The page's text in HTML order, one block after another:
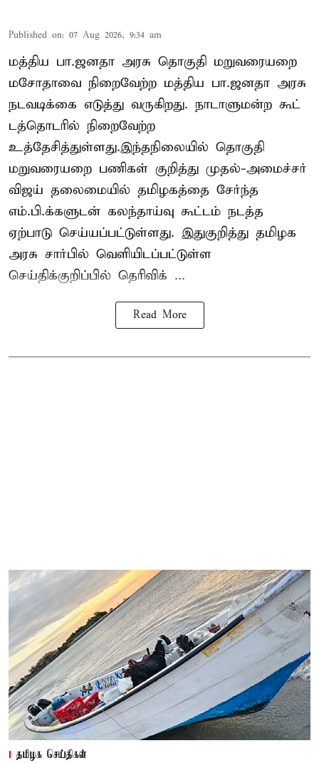
Published on: 07 Aug 2026, 9:34 am
மத்திய பா.ஜனதா அரசு தொகுதி மறுவரையறை
மசோதாவை நிறைவேற்ற மத்திய பா.ஜனதா அரசு
நடவடிக்கை எடுத்து வருகிறது. நாடாளுமன்ற கூட்
டத்தொடரில் நிறைவேற்ற
உத்தேசித்துள்ளது.இந்தநிலையில் தொகுதி
மறுவரையறை பணிகள் குறித்து முதல்-அமைச்சர்
விஜய் தலைமையில் தமிழகத்தை சேர்ந்த
எம்.பி.க்களுடன் கலந்தாய்வு கூட்டம் நடத்த
ஏற்பாடு செய்யப்பட்டுள்ளது. இதுகுறித்து தமிழக
அரசு சார்பில் வெளியிடப்பட்டுள்ள
செய்திக்குறிப்பில் தெரிவிக் ...
Read More
தமிழக செய்திகள்